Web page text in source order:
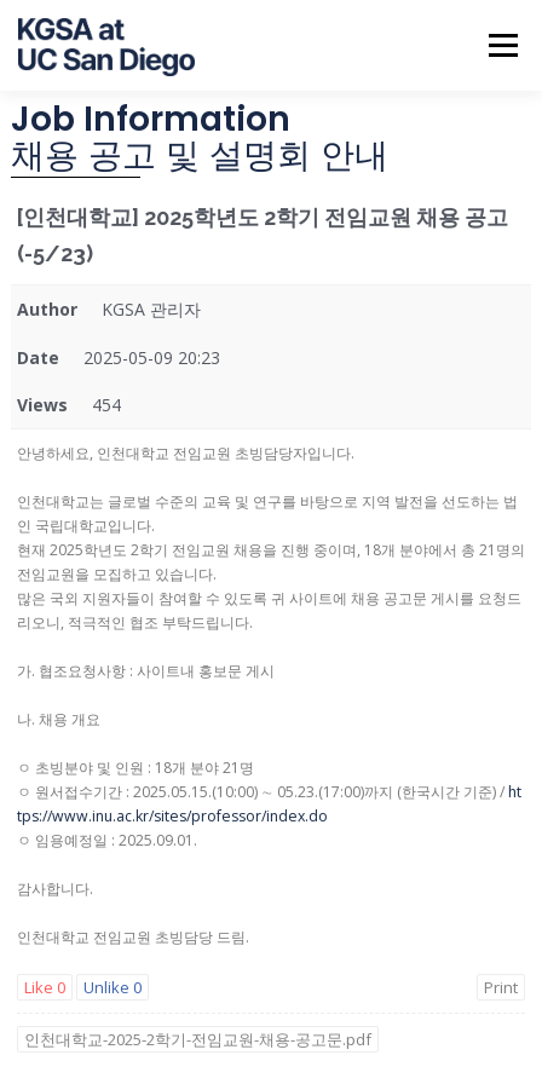
Menu
ABOUT US NOTICE JOB INFO
CONTACT
Job Information
채용 공고 및 설명회 안내
[인천대학교] 2025학년도 2학기 전임교원 채용 공고
(-5/23)
Author KGSA 관리자
Date 2025-05-09 20:23
Views 454
안녕하세요, 인천대학교 전임교원 초빙담당자입니다.
인천대학교는 글로벌 수준의 교육 및 연구를 바탕으로 지역 발전을 선도하는 법
인 국립대학교입니다.
현재 2025학년도 2학기 전임교원 채용을 진행 중이며, 18개 분야에서 총 21명의
전임교원을 모집하고 있습니다.
많은 국외 지원자들이 참여할 수 있도록 귀 사이트에 채용 공고문 게시를 요청드
리오니, 적극적인 협조 부탁드립니다.
가. 협조요청사항 : 사이트내 홍보문 게시
나. 채용 개요
ㅇ 초빙분야 및 인원 : 18개 분야 21명
ㅇ 원서접수기간 : 2025.05.15.(10:00) ∼ 05.23.(17:00)까지 (한국시간 기준) /ht
tps://www.inu.ac.kr/sites/professor/index.do
ㅇ 임용예정일 : 2025.09.01.
감사합니다.
인천대학교 전임교원 초빙담당 드림.
Like 0 Unlike 0 Print
인천대학교-2025-2학기-전임교원-채용-공고문.pdf